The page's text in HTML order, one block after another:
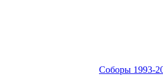
Соборы 1993-